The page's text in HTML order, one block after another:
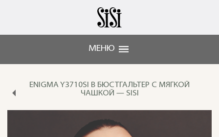
МЕНЮ
ENIGMA Y3710SI B БЮСТГАЛЬТЕР С МЯГКОЙ
ЧАШКОЙ — SISI